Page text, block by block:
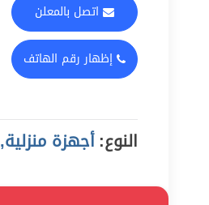
اتصل بالمعلن
إظهار رقم الهاتف
النوع:أجهزة منزلية, offer